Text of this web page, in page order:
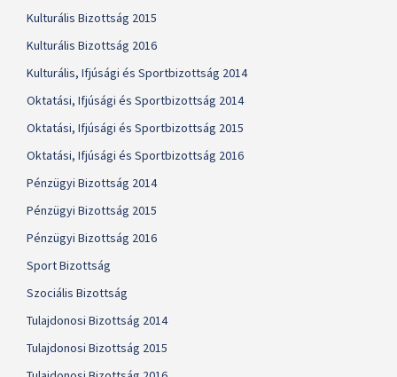
Kulturális Bizottság 2015
Kulturális Bizottság 2016
Kulturális, Ifjúsági és Sportbizottság 2014
Oktatási, Ifjúsági és Sportbizottság 2014
Oktatási, Ifjúsági és Sportbizottság 2015
Oktatási, Ifjúsági és Sportbizottság 2016
Pénzügyi Bizottság 2014
Pénzügyi Bizottság 2015
Pénzügyi Bizottság 2016
Sport Bizottság
Szociális Bizottság
Tulajdonosi Bizottság 2014
Tulajdonosi Bizottság 2015